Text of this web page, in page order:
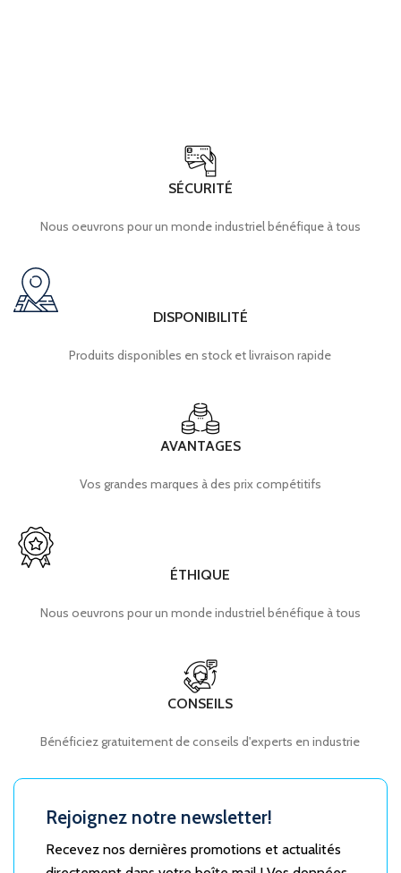
SÉCURITÉ
Nous oeuvrons pour un monde industriel bénéfique à tous
DISPONIBILITÉ
Produits disponibles en stock et livraison rapide
AVANTAGES
Vos grandes marques à des prix compétitifs
ÉTHIQUE
Nous oeuvrons pour un monde industriel bénéfique à tous
CONSEILS
Bénéficiez gratuitement de conseils d'experts en industrie
Rejoignez notre newsletter!
Recevez nos dernières promotions et actualités